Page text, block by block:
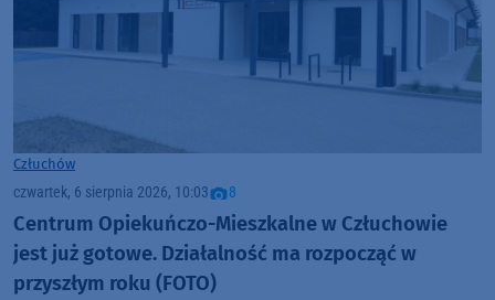
Człuchów
czwartek, 6 sierpnia 2026, 10:03 8
Centrum Opiekuńczo-Mieszkalne w Człuchowie
jest już gotowe. Działalność ma rozpocząć w
przyszłym roku (FOTO)